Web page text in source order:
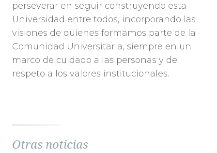
perseverar en seguir construyendo esta
Universidad entre todos, incorporando las
visiones de quienes formamos parte de la
Comunidad Universitaria, siempre en un
marco de cuidado a las personas y de
respeto a los valores institucionales.
Otras noticias